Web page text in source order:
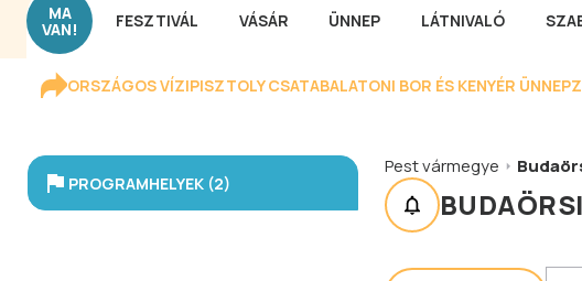
MA
VAN! FESZTIVÁL VÁSÁR ÜNNEP LÁTNIVALÓ
ORSZÁGOS VÍZIPISZTOLY CSATABALATONI BOR ÉS KENYÉR ÜNNEP
PROGRAMHELYEK (2)
Pest vármegye